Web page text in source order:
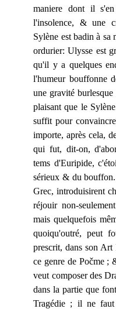
maniere dont il
l'insolence, & une
Sylène est badin à sa
ordurier: Ulysse est
qu'il y a quelques
l'humeur bouffonne
une gravité
plaisant que le
suffit pour
importe, après cela,
qui fut, dit-on,
tems d'Euripide,
sérieux & du
Grec, introduisirent
réjouir non-
mais quelquefois
quoiqu'outré, peut
prescrit, dans son
ce genre de Počme ;
veut composer des
dans la partie que
Tragédie ; il ne